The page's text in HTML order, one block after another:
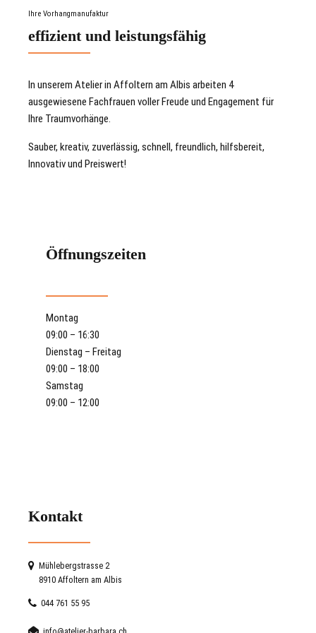
Ihre Vorhangmanufaktur
effizient und leistungsfähig
In unserem Atelier in Affoltern am Albis arbeiten 4
ausgewiesene Fachfrauen voller Freude und Engagement für
Ihre Traumvorhänge.
Sauber, kreativ, zuverlässig, schnell, freundlich, hilfsbereit,
Innovativ und Preiswert!
Öffnungszeiten
Montag
09:00 – 16:30
Dienstag – Freitag
09:00 – 18:00
Samstag
09:00 – 12:00
Kontakt
Mühlebergstrasse 2
8910 Affoltern am Albis
044 761 55 95